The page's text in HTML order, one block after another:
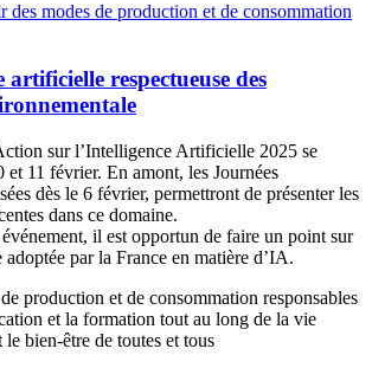
des modes de production et de consommation
respectueuse des
sur l’Intelligence Artificielle 2025 se
et 11 février. En amont, les Journées
dès le 6 février, permettront de présenter les
dans ce domaine.
il est opportun de faire un point sur
adoptée par la France en matière d’IA.
production et de consommation responsables
et la formation tout au long de la vie
bien-être de toutes et tous